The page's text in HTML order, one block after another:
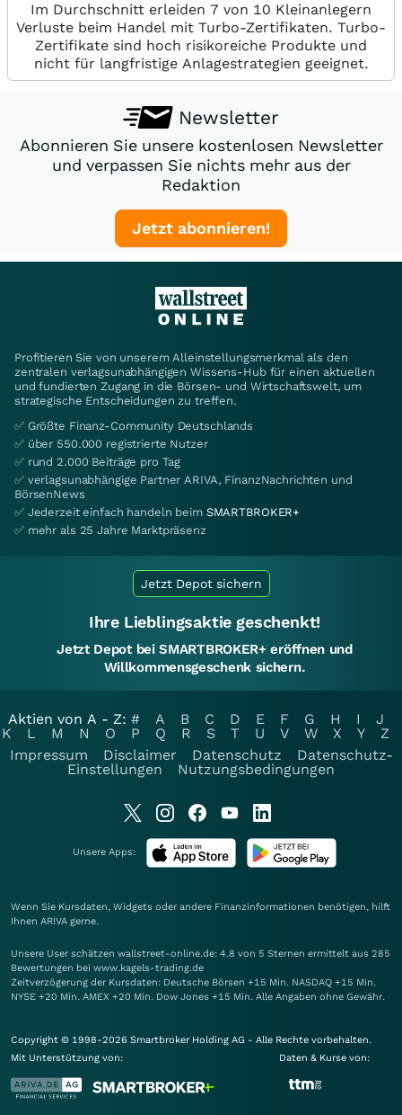
Im Durchschnitt erleiden 7 von 10 Kleinanlegern
Verluste beim Handel mit Turbo-Zertifikaten. Turbo-
Zertifikate sind hoch risikoreiche Produkte und
nicht für langfristige Anlagestrategien geeignet.
Newsletter
Abonnieren Sie unsere kostenlosen Newsletter
und verpassen Sie nichts mehr aus der
Redaktion
Jetzt abonnieren!
Profitieren Sie von unserem Alleinstellungsmerkmal als den
zentralen verlagsunabhängigen Wissens-Hub für einen aktuellen
und fundierten Zugang in die Börsen- und Wirtschaftswelt, um
strategische Entscheidungen zu treffen.
✅ Größte Finanz-Community Deutschlands
✅ über 550.000 registrierte Nutzer
✅ rund 2.000 Beiträge pro Tag
✅ verlagsunabhängige Partner ARIVA, FinanzNachrichten und
BörsenNews
✅ Jederzeit einfach handeln beim SMARTBROKER+
✅ mehr als 25 Jahre Marktpräsenz
Jetzt Depot sichern
Ihre Lieblingsaktie geschenkt!
Jetzt Depot bei SMARTBROKER+ eröffnen und
Willkommensgeschenk sichern.
Aktien von A - Z: # A B C D E F G H I
J
K
L M N O P Q R S T U V W X Y
Z
Impressum
Disclaimer Datenschutz
Datenschutz-
Einstellungen
Nutzungsbedingungen
Unsere Apps:
Wenn Sie Kursdaten, Widgets oder andere Finanzinformationen benötigen, hilft
Ihnen ARIVA gerne.
Unsere User schätzen wallstreet-online.de: 4.8 von 5 Sternen ermittelt aus 285
Bewertungen bei www.kagels-trading.de
Zeitverzögerung der Kursdaten: Deutsche Börsen +15 Min. NASDAQ +15 Min.
NYSE +20 Min. AMEX +20 Min. Dow Jones +15 Min. Alle Angaben ohne Gewähr.
Copyright © 1998-2026 Smartbroker Holding AG - Alle Rechte vorbehalten.
Mit Unterstützung von:
Daten & Kurse von: